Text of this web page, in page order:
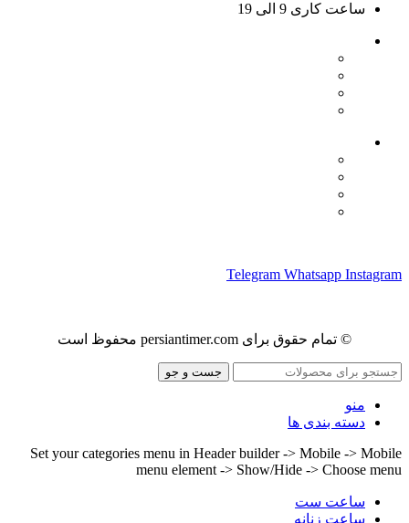
ساعت کاری 9 الی 19
Telegram Whatsapp Instagram
© تمام حقوق برای persiantimer.com محفوظ است
جست و جو
منو
دسته بندی ها
Set your categories menu in Header builder -> Mobile -> Mobile
menu element -> Show/Hide -> Choose menu
ساعت ست
ساعت زنانه